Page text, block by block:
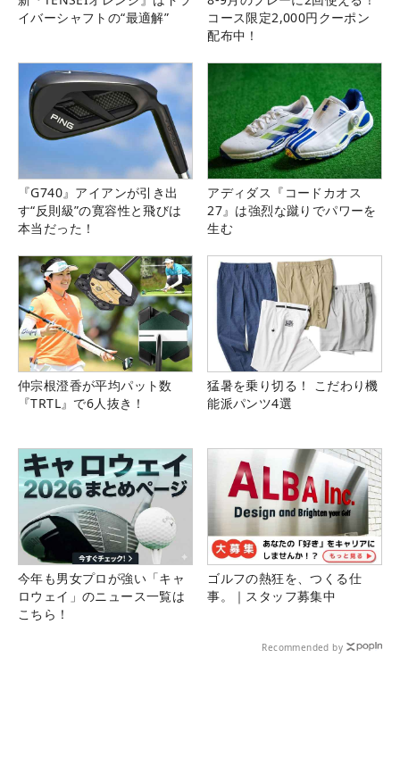
イバーシャフトの“最適解”
コース限定2,000円クーポン
配布中！
『G740』アイアンが引き出
す“反則級”の寛容性と飛びは
本当だった！
アディダス『コードカオス
27』は強烈な蹴りでパワーを
生む
仲宗根澄香が平均パット数
『TRTL』で6人抜き！
猛暑を乗り切る！ こだわり機
能派パンツ4選
今年も男女プロが強い「キャ
ロウェイ」のニュース一覧は
こちら！
ゴルフの熱狂を、つくる仕
事。｜スタッフ募集中
Recommended by